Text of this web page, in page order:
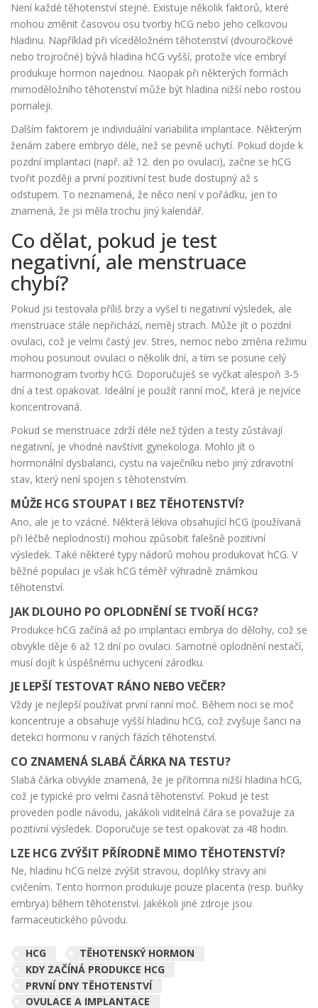
Není každé těhotenství stejné. Existuje několik faktorů, které
mohou změnit časovou osu tvorby hCG nebo jeho celkovou
hladinu. Například při víceděložném těhotenství (dvouročkové
nebo trojročné) bývá hladina hCG vyšší, protože více embryí
produkuje hormon najednou. Naopak při některých formách
mimoděložního těhotenství může být hladina nižší nebo rostou
pomaleji.
Dalším faktorem je individuální variabilita implantace. Některým
ženám zabere embryo déle, než se pevně uchytí. Pokud dojde k
pozdní implantaci (např. až 12. den po ovulaci), začne se hCG
tvořit později a první pozitivní test bude dostupný až s
odstupem. To neznamená, že něco není v pořádku, jen to
znamená, že jsi měla trochu jiný kalendář.
Co dělat, pokud je test
negativní, ale menstruace
chybí?
Pokud jsi testovala příliš brzy a vyšel ti negativní výsledek, ale
menstruace stále nepřichází, neměj strach. Může jít o pozdní
ovulaci, což je velmi častý jev. Stres, nemoc nebo změna režimu
mohou posunout ovulaci o několik dní, a tím se posune celý
harmonogram tvorby hCG. Doporučuješ se vyčkat alespoň 3-5
dní a test opakovat. Ideální je použít ranní moč, která je nejvíce
koncentrovaná.
Pokud se menstruace zdrží déle než týden a testy zůstávají
negativní, je vhodné navštívit gynekologa. Mohlo jít o
hormonální dysbalanci, cystu na vaječníku nebo jiný zdravotní
stav, který není spojen s těhotenstvím.
MŮŽE HCG STOUPAT I BEZ TĚHOTENSTVÍ?
Ano, ale je to vzácné. Některá lékiva obsahující hCG (používaná
při léčbě neplodnosti) mohou způsobit falešně pozitivní
výsledek. Také některé typy nádorů mohou produkovat hCG. V
běžné populaci je však hCG téměř výhradně známkou
těhotenství.
JAK DLOUHO PO OPLODNĚNÍ SE TVOŘÍ HCG?
Produkce hCG začíná až po implantaci embrya do dělohy, což se
obvykle děje 6 až 12 dní po ovulaci. Samotné oplodnění nestačí,
musí dojít k úspěšnému uchycení zárodku.
JE LEPŠÍ TESTOVAT RÁNO NEBO VEČER?
Vždy je nejlepší používat první ranní moč. Během noci se moč
koncentruje a obsahuje vyšší hladinu hCG, což zvyšuje šanci na
detekci hormonu v raných fázích těhotenství.
CO ZNAMENÁ SLABÁ ČÁRKA NA TESTU?
Slabá čárka obvykle znamená, že je přítomna nižší hladina hCG,
což je typické pro velmi časná těhotenství. Pokud je test
proveden podle návodu, jakákoli viditelná čára se považuje za
pozitivní výsledek. Doporučuje se test opakovat za 48 hodin.
LZE HCG ZVÝŠIT PŘÍRODNĚ MIMO TĚHOTENSTVÍ?
Ne, hladinu hCG nelze zvýšit stravou, doplňky stravy ani
cvičením. Tento hormon produkuje pouze placenta (resp. buňky
embrya) během těhotenství. Jakékoli jiné zdroje jsou
farmaceutického původu.
HCG
TĚHOTENSKÝ HORMON
KDY ZAČÍNÁ PRODUKCE HCG
PRVNÍ DNY TĚHOTENSTVÍ
OVULACE A IMPLANTACE